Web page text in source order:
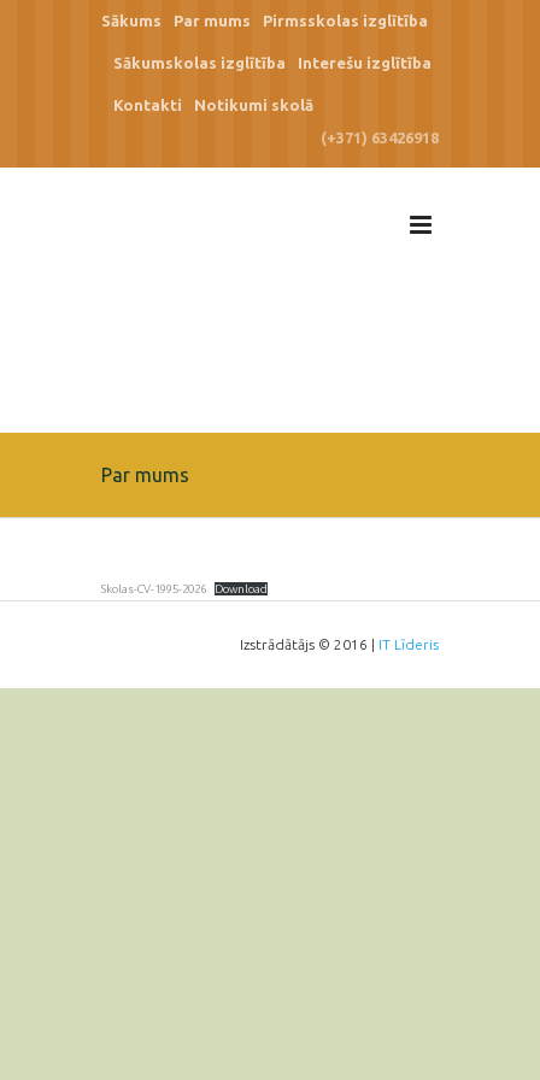
Sākums Par mums Pirmsskolas izglītība
Sākumskolas izglītība Interešu izglītība
Kontakti
Notikumi skolā
(+371) 63426918
Par mums
Skolas-CV-1995-2026 Download
Izstrādātājs © 2016 | IT Līderis